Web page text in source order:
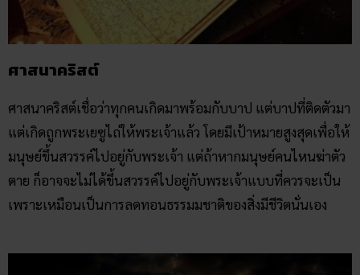
ศาสนาคริสต์
ศาสนาคริสต์เชื่อว่าทุกคนเกิดมาพร้อมกับบาป แต่บาปที่ติดตัวมา
แต่เกิดถูกพระเยซูไถ่ให้พระเจ้าแล้ว โดยมีเป้าหมายสูงสุดเพื่อให้
มนุษย์ขึ้นสวรรค์ไปอยู่กับพระเจ้า แต่ถ้าหากมนุษย์คนไหนฆ่าตัว
ตาย ก็อาจจะไม่ได้ขึ้นสวรรค์ไปอยู่กับพระเจ้าแบบที่ควรจะเป็น
เพราะเหมือนเป็นการลดทอนธรรมมชาติของสิ่งมีชีวิตนั่นเอง